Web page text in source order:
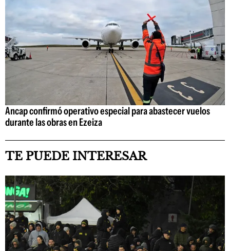
Ancap confirmó operativo especial para abastecer vuelos
durante las obras en Ezeiza
TE PUEDE INTERESAR